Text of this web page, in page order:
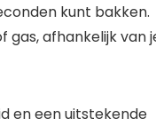
kunt bakken.
gas, afhankelijk van
en een uitstekende